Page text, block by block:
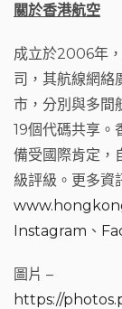
關於香港航空
成立於2006年
司，其航線網絡
市，分別與多間
19個代碼共享。
備受國際肯定，
級評級。更多資
Instagram 、
圖片 –
https://